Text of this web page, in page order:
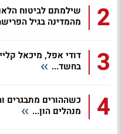
2
מהמדינה בגיל
3
דודי אפל, מיכאל
בחשד...
4
כשההורים מתבגרים
מנהלים הון...